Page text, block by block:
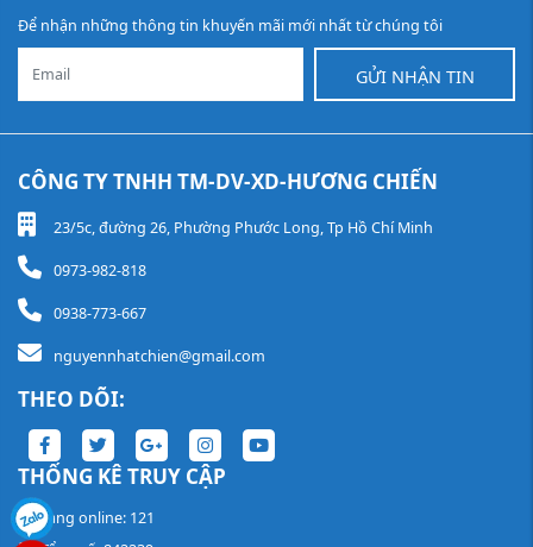
Để nhận những thông tin khuyến mãi mới nhất từ chúng tôi
GỬI NHẬN TIN
CÔNG TY TNHH TM-DV-XD-HƯƠNG CHIẾN
23/5c, đường 26, Phường Phước Long, Tp Hồ Chí Minh
0973-982-818
0938-773-667
nguyennhatchien@gmail.com
THEO DÕI:
THỐNG KÊ TRUY CẬP
Đang online: 121